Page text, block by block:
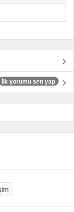
İlk yorumu sen yap